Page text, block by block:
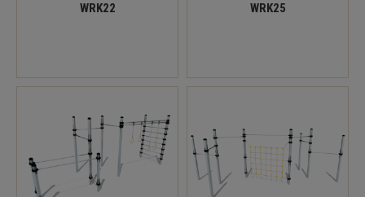
WRK22 WRK25